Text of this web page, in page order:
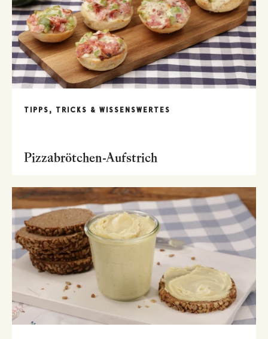
TIPPS, TRICKS & WISSENSWERTES
Pizzabrötchen-Aufstrich